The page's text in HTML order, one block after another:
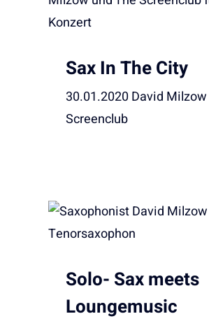
Sax In The City
30.01.2020 David Milzow
Screenclub
Solo- Sax meets
Loungemusic